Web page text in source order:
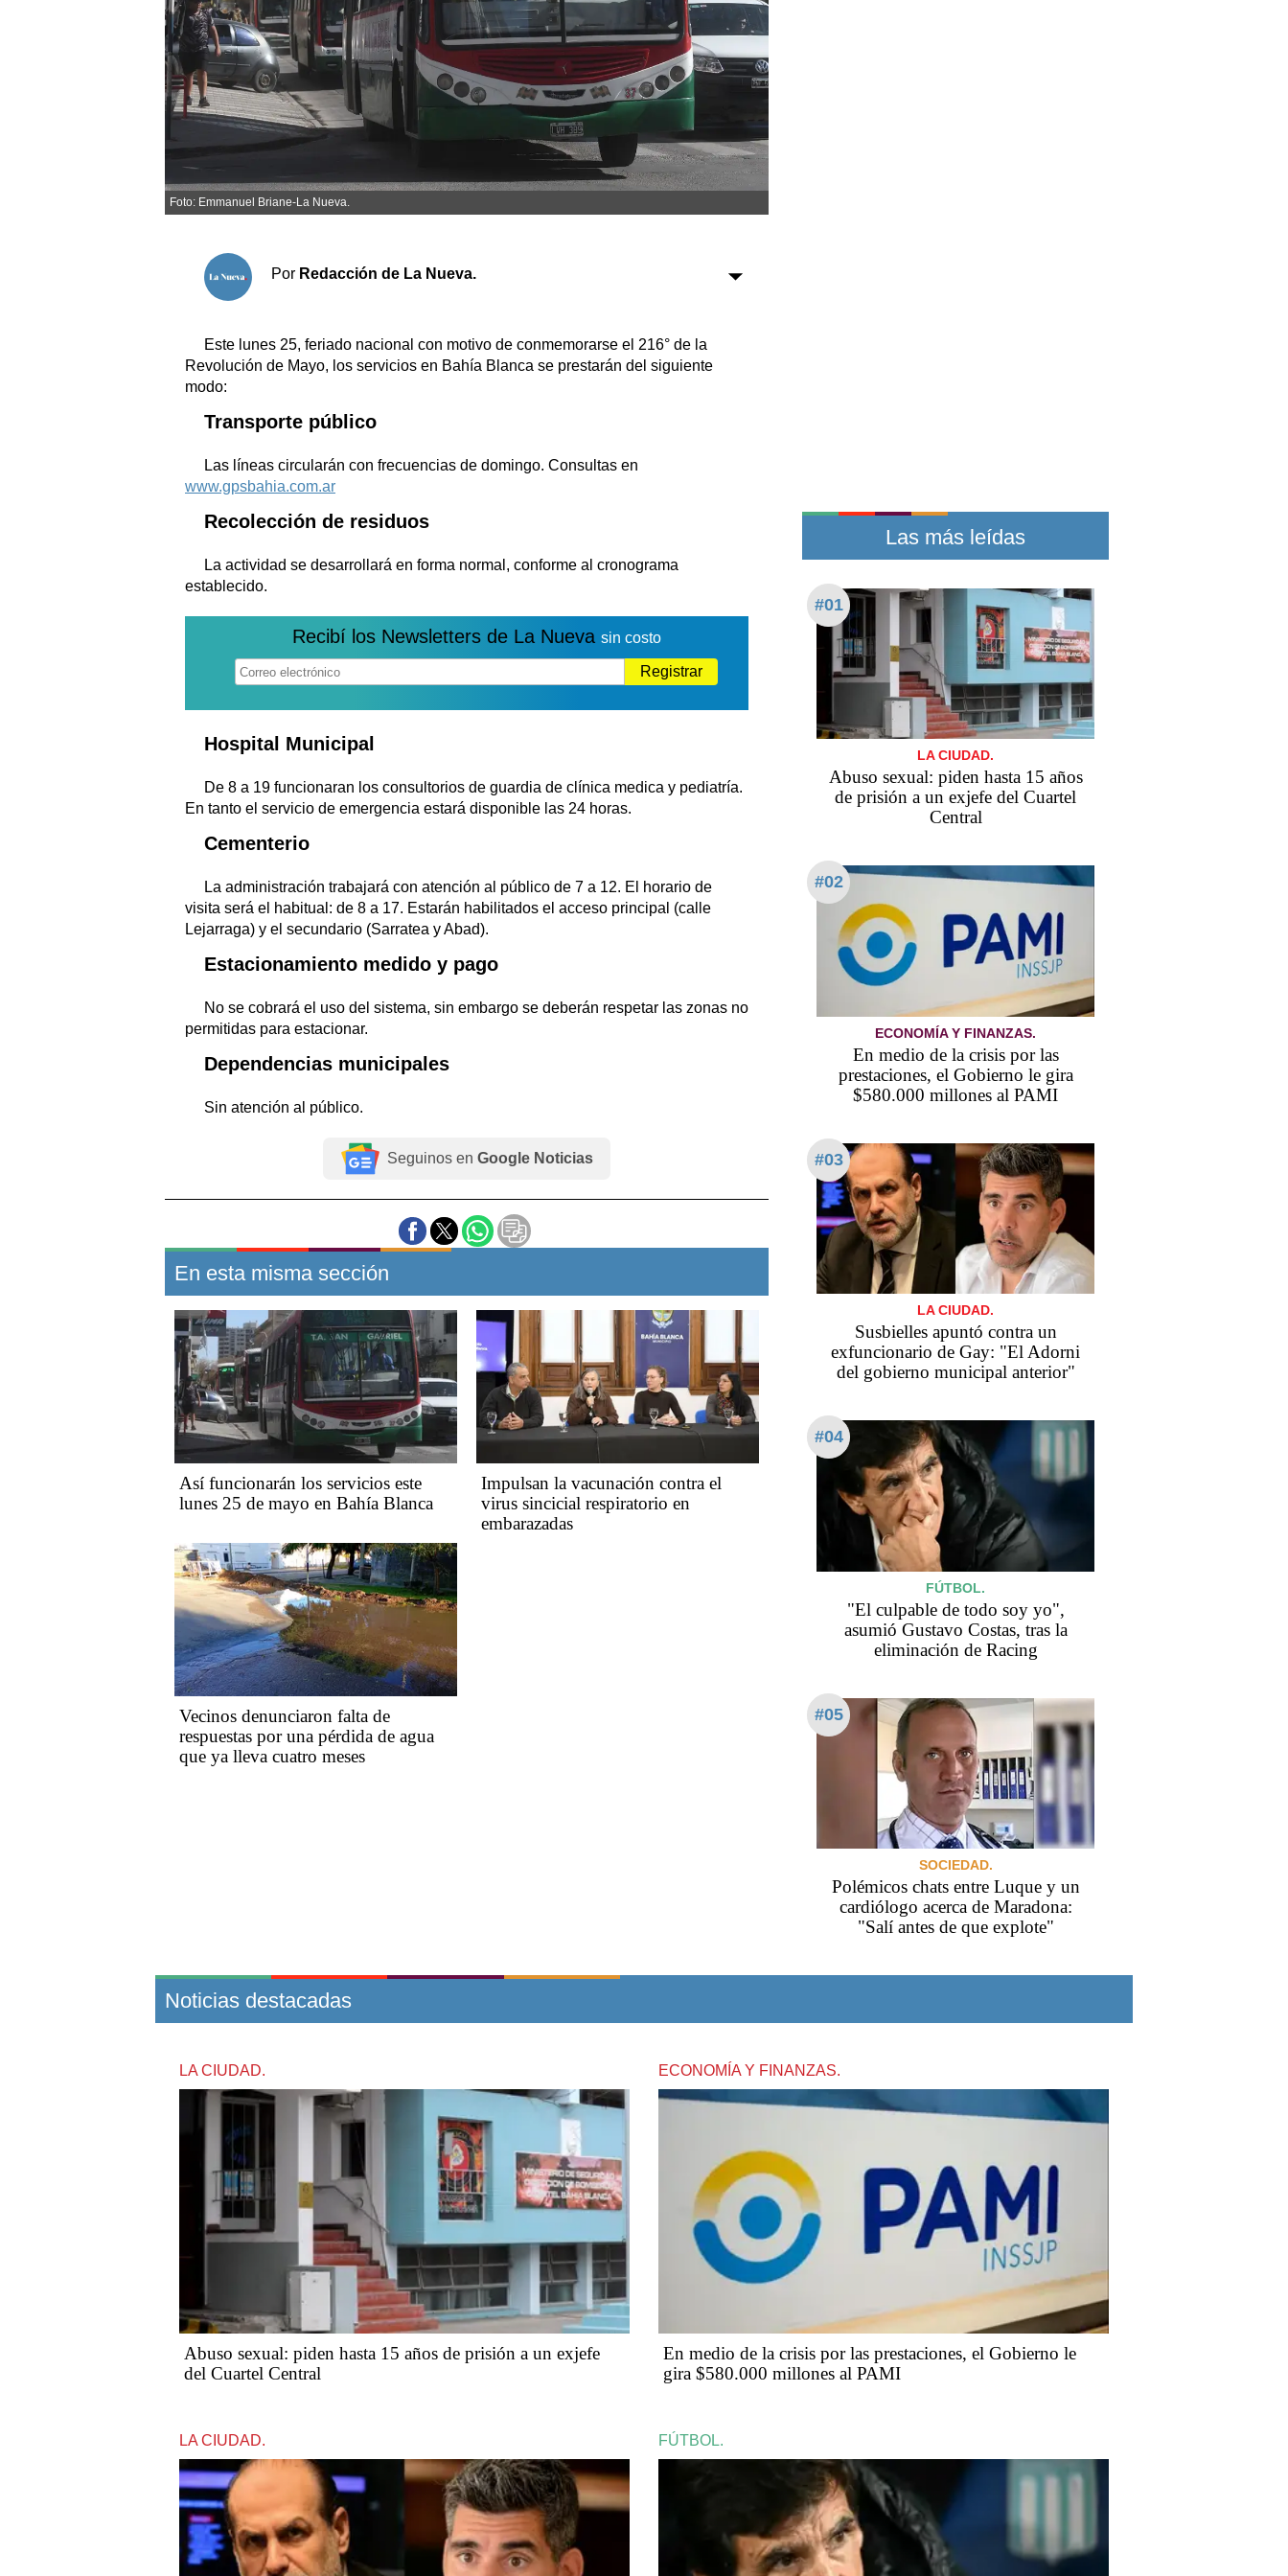
Sociedad y tiempo libre
Sociedad
Tecnología
Turismo
Salud
Fúnebres
Clasificados
Suplementos
Servicios
Farmacias
Datos Útiles
Foto: Emmanuel Briane-La Nueva.
Por Redacción de La Nueva.
Este lunes 25, feriado nacional con motivo de conmemorarse el 216° de la
Revolución de Mayo, los servicios en Bahía Blanca se prestarán del siguiente
modo:
Transporte público
Las líneas circularán con frecuencias de domingo. Consultas en
www.gpsbahia.com.ar
Recolección de residuos
La actividad se desarrollará en forma normal, conforme al cronograma
establecido.
Recibí los Newsletters de La Nueva sin costo
Registrar
Hospital Municipal
De 8 a 19 funcionaran los consultorios de guardia de clínica medica y pediatría.
En tanto el servicio de emergencia estará disponible las 24 horas.
Cementerio
La administración trabajará con atención al público de 7 a 12. El horario de
visita será el habitual: de 8 a 17. Estarán habilitados el acceso principal (calle
Lejarraga) y el secundario (Sarratea y Abad).
Estacionamiento medido y pago
No se cobrará el uso del sistema, sin embargo se deberán respetar las zonas no
permitidas para estacionar.
Dependencias municipales
Sin atención al público.
Seguinos en Google Noticias
En esta misma sección
Así funcionarán los servicios este
lunes 25 de mayo en Bahía Blanca
Impulsan la vacunación contra el
virus sincicial respiratorio en
embarazadas
Vecinos denunciaron falta de
respuestas por una pérdida de agua
que ya lleva cuatro meses
Las más leídas
#01
LA CIUDAD.
Abuso sexual: piden hasta 15 años
de prisión a un exjefe del Cuartel
Central
#02
ECONOMÍA Y FINANZAS.
En medio de la crisis por las
prestaciones, el Gobierno le gira
$580.000 millones al PAMI
#03
LA CIUDAD.
Susbielles apuntó contra un
exfuncionario de Gay: "El Adorni
del gobierno municipal anterior"
#04
FÚTBOL.
"El culpable de todo soy yo",
asumió Gustavo Costas, tras la
eliminación de Racing
#05
SOCIEDAD.
Polémicos chats entre Luque y un
cardiólogo acerca de Maradona:
"Salí antes de que explote"
Noticias destacadas
LA CIUDAD.
Abuso sexual: piden hasta 15 años de prisión a un exjefe
del Cuartel Central
ECONOMÍA Y FINANZAS.
En medio de la crisis por las prestaciones, el Gobierno le
gira $580.000 millones al PAMI
LA CIUDAD. FÚTBOL.